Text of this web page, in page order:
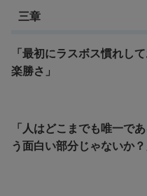
三章
「最初にラスボス慣れし
楽勝さ」
「人はどこまでも唯一で
う面白い部分じゃないか？